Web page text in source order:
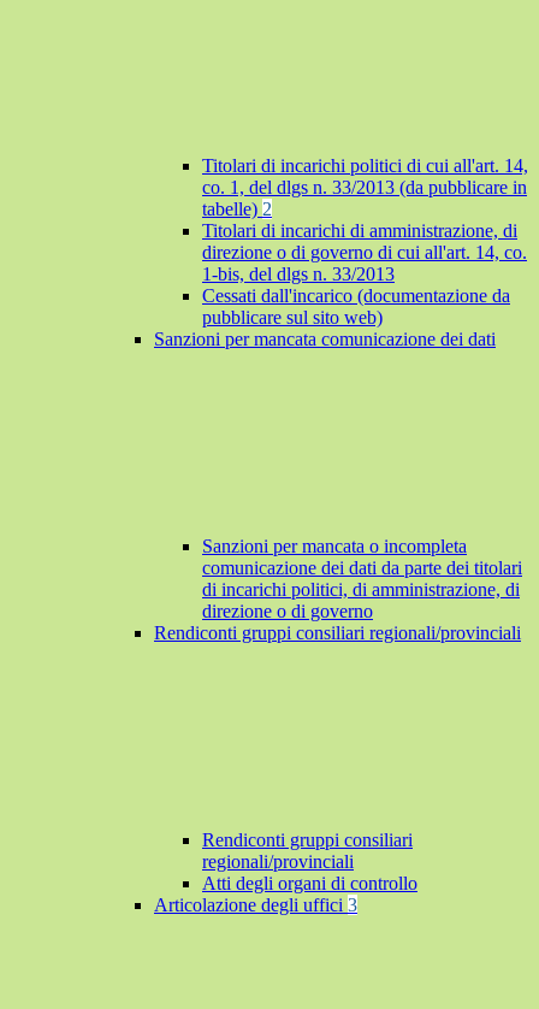
Titolari di incarichi politici di cui all'art. 14,
co. 1, del dlgs n. 33/2013 (da pubblicare in
tabelle) 2
Titolari di incarichi di amministrazione, di
direzione o di governo di cui all'art. 14, co.
1-bis, del dlgs n. 33/2013
Cessati dall'incarico (documentazione da
pubblicare sul sito web)
Sanzioni per mancata comunicazione dei dati
Sanzioni per mancata o incompleta
comunicazione dei dati da parte dei titolari
di incarichi politici, di amministrazione, di
direzione o di governo
Rendiconti gruppi consiliari regionali/provinciali
Rendiconti gruppi consiliari
regionali/provinciali
Atti degli organi di controllo
Articolazione degli uffici 3